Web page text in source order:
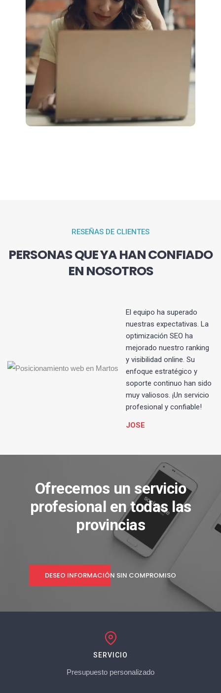
RESEÑAS DE CLIENTES
PERSONAS QUE YA HAN CONFIADO
EN NOSOTROS
El equipo ha superado
nuestras expectativas. La
optimización SEO ha
mejorado nuestro ranking
y visibilidad online. Su
enfoque estratégico y
soporte continuo han sido
muy valiosos. ¡Un servicio
profesional y confiable!
JOSE
Ofrecemos un servicio
profesional en todas las
provincias
DESEO INFORMACIÓN SIN COMPROMISO
SERVICIO
Presupuesto personalizado